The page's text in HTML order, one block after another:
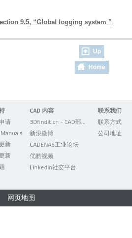
9.5, “Global logging system ”.
Up
Home
请
新
新
CAD 内容
新浪微博
CADENAS工业论坛
优酷视频
Linkedin社交平台
联系我们
联系方式
公司地址
网页地图